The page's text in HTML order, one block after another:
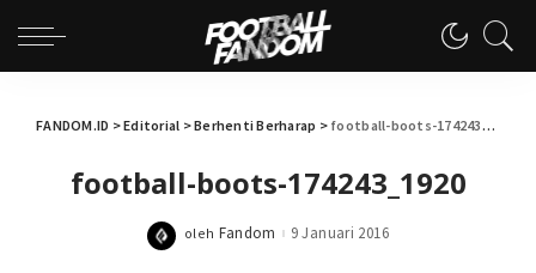
FANDOM.ID >Editorial >Berhenti Berharap > football-boots-174243_1920
football-boots-174243_1920
Posted
oleh Fandom 9 Januari 2016